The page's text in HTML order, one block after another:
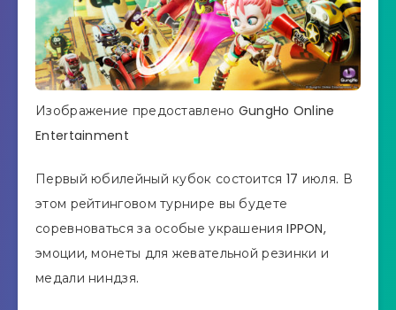
Изображение предоставлено GungHo Online
Entertainment
Первый юбилейный кубок состоится 17 июля. В
этом рейтинговом турнире вы будете
соревноваться за особые украшения IPPON,
эмоции, монеты для жевательной резинки и
медали ниндзя.